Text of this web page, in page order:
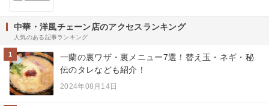
中華・洋風チェーン店のアクセスランキング
人気のある記事ランキング
1
一蘭の裏ワザ・裏メニュー7選！替え玉・ネギ・秘
伝のタレなども紹介！
2024年08月14日